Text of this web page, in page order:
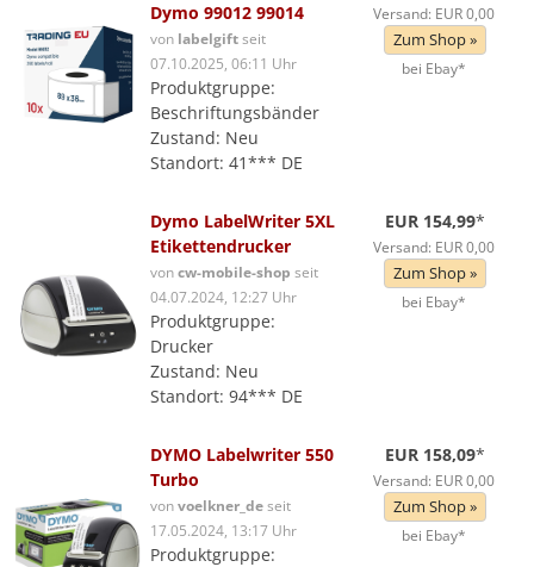
Dymo 99012 99014
von labelgiftseit
07.10.2025, 06:11 Uhr
Produktgruppe:
Beschriftungsbänder
Zustand: Neu
Standort: 41*** DE
Versand: EUR 0,00
Zum Shop »
bei Ebay*
Dymo LabelWriter 5XL
Etikettendrucker
voncw-mobile-shop seit
04.07.2024, 12:27 Uhr
Produktgruppe:
Drucker
Zustand: Neu
Standort: 94*** DE
EUR 154,99*
Versand: EUR 0,00
Zum Shop »
bei Ebay*
DYMO Labelwriter 550
Turbo
vonvoelkner_deseit
17.05.2024, 13:17 Uhr
Produktgruppe:
EUR 158,09*
Versand: EUR 0,00
Zum Shop »
bei Ebay*